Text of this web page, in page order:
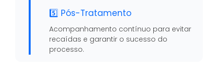
5️⃣ Pós-Tratamento
Acompanhamento contínuo para evitar
recaídas e garantir o sucesso do
processo.